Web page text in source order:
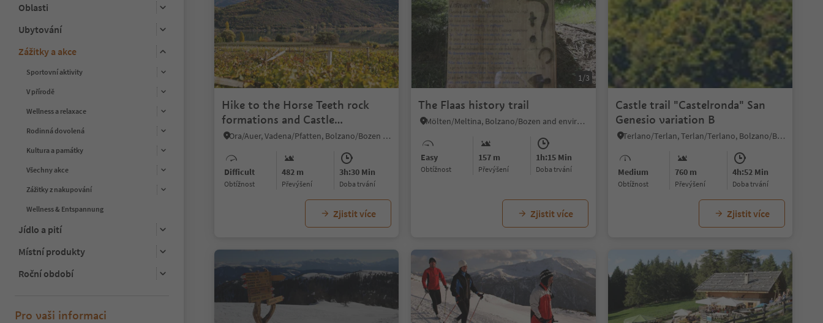
Oblasti
Ubytování
Zážitky a akce
Sportovní aktivity
V přírodě
Wellness a relaxace
Rodinná dovolená
Kultura a památky
Všechny akce
Zážitky z nakupování
Wellness & Entspannung
Jídlo a pití
Místní produkty
Roční období
Pro vaši informaci
Hike to the Horse Teeth rock
formations and Castle
Leuchtenburg
Ora/Auer, Vadena/Pfatten, Bolzano/Bozen and environs
Difficult
Obtížnost
482 m
Převýšení
3h:30 Min
doba trvání
Zjistit více
1/3
The Flaas history trail
Mölten/Meltina, Bolzano/Bozen and environs
Easy
Obtížnost
157 m
Převýšení
1h:15 Min
doba trvání
Zjistit více
Castle trail "Castelronda" San
Genesio variation B
Terlano/Terlan, Terlan/Terlano, Bolzano/Bozen and environs
Medium
Obtížnost
760 m
Převýšení
4h:52 Min
doba trvání
Zjistit více